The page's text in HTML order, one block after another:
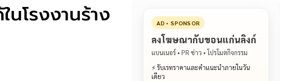
โรงงานร้าง AD • SPONSOR
ลงโฆษณากับขอนแก่นลิงก์
แบนเนอร์ • PR ข่าว • โปรโมตกิจกรรม
⚡ รับเรทราคาและคำแนะนำภายในวัน
เดียว